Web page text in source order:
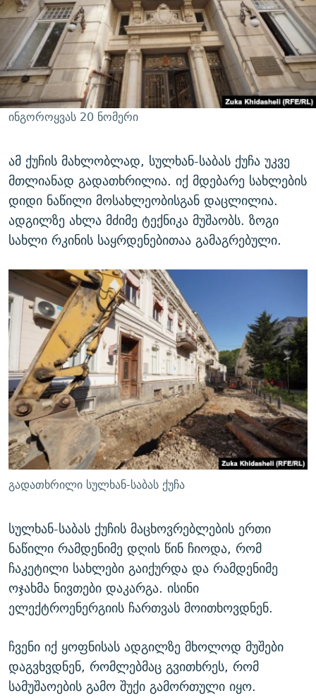
ინგოროყვას 20 ნომერი
ამ ქუჩის მახლობლად, სულხან-საბას ქუჩა უკვე
მთლიანად გადათხრილია. იქ მდებარე სახლების
დიდი ნაწილი მოსახლეობისგან დაცლილია.
ადგილზე ახლა მძიმე ტექნიკა მუშაობს. ზოგი
სახლი რკინის საყრდენებითაა გამაგრებული.
გადათხრილი სულხან-საბას ქუჩა
სულხან-საბას ქუჩის მაცხოვრებლების ერთი
ნაწილი რამდენიმე დღის წინ ჩიოდა, რომ
ჩაკეტილი სახლები გაიქურდა და რამდენიმე
ოჯახმა ნივთები დაკარგა. ისინი
ელექტროენერგიის ჩართვას მოითხოვდნენ.
ჩვენი იქ ყოფნისას ადგილზე მხოლოდ მუშები
დაგვხვდნენ, რომლებმაც გვითხრეს, რომ
სამუშაოების გამო შუქი გამორთული იყო.